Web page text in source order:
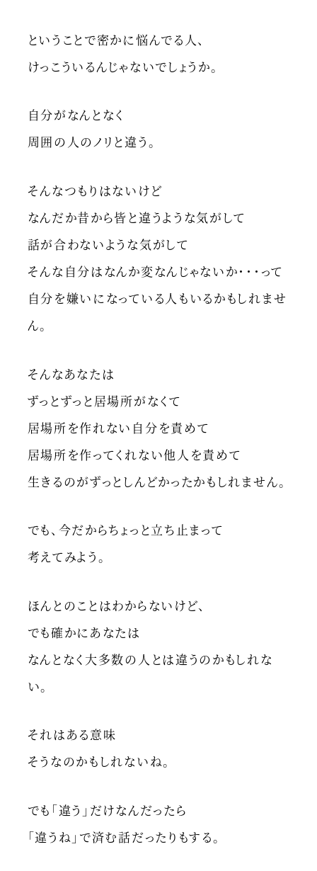
ということで密かに悩んでる人、
けっこういるんじゃないでしょうか。
自分がなんとなく
周囲の人のノリと違う。
そんなつもりはないけど
なんだか昔から皆と違うような気がして
話が合わないような気がして
そんな自分はなんか変なんじゃないか・・・って
自分を嫌いになっている人もいるかもしれませ
ん。
そんなあなたは
ずっとずっと居場所がなくて
居場所を作れない自分を責めて
居場所を作ってくれない他人を責めて
生きるのがずっとしんどかったかもしれません。
でも、今だからちょっと立ち止まって
考えてみよう。
ほんとのことはわからないけど、
でも確かにあなたは
なんとなく大多数の人とは違うのかもしれな
い。
それはある意味
そうなのかもしれないね。
でも「違う」だけなんだったら
「違うね」で済む話だったりもする。